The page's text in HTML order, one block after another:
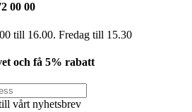
00 00
till 16.00. Fredag ​​till 15.30
och få 5% rabatt
vårt nyhetsbrev